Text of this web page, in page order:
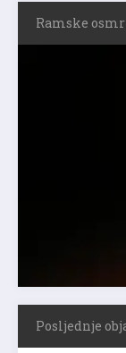
Ramske
Posljednje